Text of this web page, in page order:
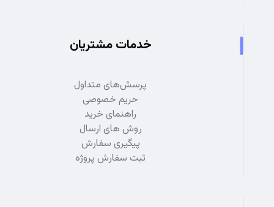
خدمات مشتریان
پرسش‌های متداول
حریم خصوصی
راهنمای خرید
روش های ارسال
پیگیری سفارش
ثبت سفارش پروژه